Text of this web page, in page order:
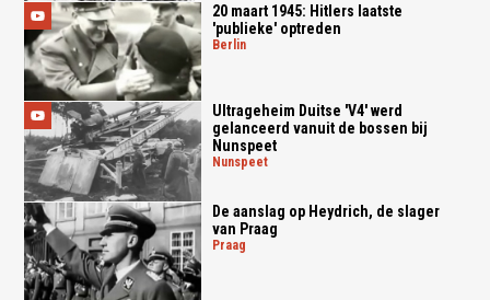
20 maart 1945: Hitlers laatste
'publieke' optreden
berlin
Ultrageheim Duitse 'V4' werd
gelanceerd vanuit de bossen bij
Nunspeet
nunspeet
De aanslag op Heydrich, de slager
van Praag
praag